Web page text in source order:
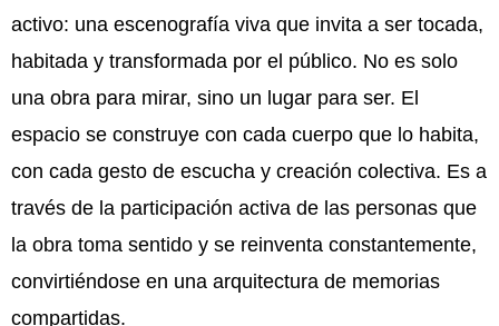
activo: una escenografía viva que invita a ser tocada,
habitada y transformada por el público. No es solo
una obra para mirar, sino un lugar para ser. El
espacio se construye con cada cuerpo que lo habita,
con cada gesto de escucha y creación colectiva. Es a
través de la participación activa de las personas que
la obra toma sentido y se reinventa constantemente,
convirtiéndose en una arquitectura de memorias
compartidas.